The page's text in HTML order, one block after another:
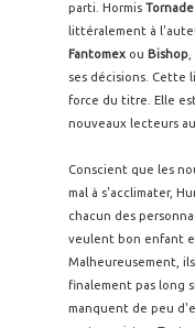
parti. Hormis Tornade
littéralement à
Fantomex ou Bishop
ses décisions. Cette
force du titre. Elle
nouveaux lecteurs
Conscient que les
mal à s'acclimater,
chacun des
veulent bon enfant
Malheureusement,
finalement pas long
manquent de peu